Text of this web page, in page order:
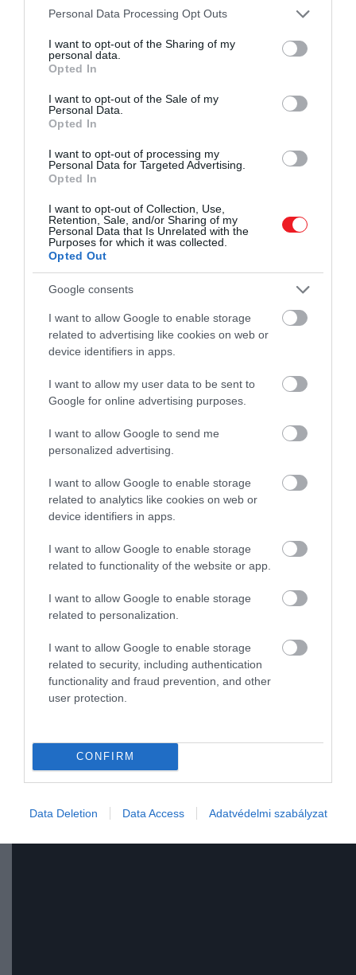
Please note that this website/app uses one or more Google
not limited to your visit or usage behaviour. You may click to
grant or deny consent to Google and its third-party tags to
use your data for below specified purposes in below Google
consent section.
Personal Data Processing Opt Outs
I want to opt-out of the Sharing of my
personal data.
Opted In
I want to opt-out of the Sale of my
Personal Data.
Opted In
I want to opt-out of processing my
Personal Data for Targeted Advertising.
Opted In
I want to opt-out of Collection, Use,
Retention, Sale, and/or Sharing of my
Personal Data that Is Unrelated with the
Purposes for which it was collected.
Opted Out
Google consents
I want to allow Google to enable storage
related to advertising like cookies on web or
device identifiers in apps.
I want to allow my user data to be sent to
Google for online advertising purposes.
I want to allow Google to send me
personalized advertising.
I want to allow Google to enable storage
related to analytics like cookies on web or
device identifiers in apps.
I want to allow Google to enable storage
related to functionality of the website or app.
I want to allow Google to enable storage
related to personalization.
I want to allow Google to enable storage
related to security, including authentication
functionality and fraud prevention, and other
user protection.
CONFIRM
Data Deletion Data Access Adatvédelmi szabályzat
A szövevényes kémthriller főszereplője az MI5
Sandra Oháltal játszott Eve, aki megszállottja lesz
elegáns – bérgyilkost, Villanelle-t (
Jodie Comer
mindenkivel végez, aki az útjába kerül. Hamar egyre
bonyolítja a cselekményt.
Bolhafészek
Ha szeretjük aMegszállottak viadalacímű sorozatot,
akkor garantáltan imádni fogjuk a
tragikomédiát is, melynek írója és egyben főszereplője
Phoebe Waller-Bridge . A sorozat egy Londonban élő
nyers stílusban, a fő karakter szerelmi kapcsolatait és
bonyolult családi viszonyait pedig rendkívül
szórakoztató módon ábrázolja.
Ajánljuk figyelmedbe!